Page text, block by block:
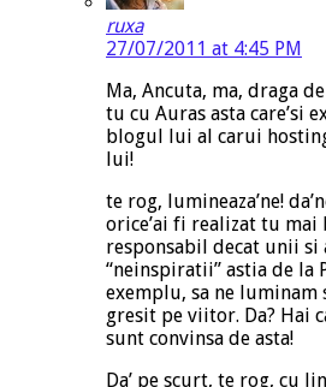
ruxa
27/07/2011 at 4:45 PM
Ma, Ancuta, ma, draga
tu cu Auras asta care’si
blogul lui al carui
lui!
te rog, lumineaza’ne!
orice’ai fi realizat tu
responsabil decat unii
“neinspiratii” astia de la
exemplu, sa ne luminam
gresit pe viitor. Da? Hai
sunt convinsa de asta!
Da’ pe scurt, te rog, cu